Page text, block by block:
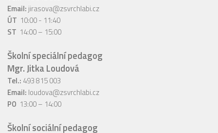
Email: jirasova@zsvrchlabi.cz
ÚT 10:00 - 11:40
ST 14:00 – 15:00
Školní speciální pedagog
Mgr. Jitka Loudová
Tel.: 493 815 003
Email: loudova@zsvrchlabi.cz
PO 13:00 – 14:00
Školní sociální pedagog